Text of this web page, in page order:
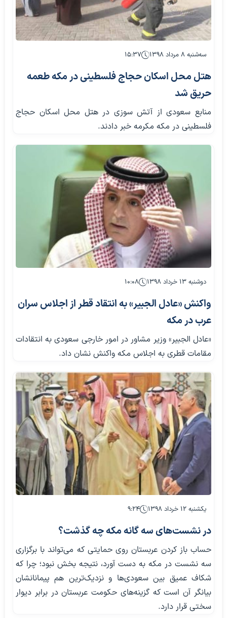
سه‌شنبه ۸ مرداد ۱۳۹۸ ۱۵:۳۷
هتل محل اسکان حجاج فلسطینی در مکه طعمه
حریق شد
منابع سعودی از آتش سوزی در هتل محل اسکان حجاج
فلسطینی در مکه مکرمه خبر دادند.
دوشنبه ۱۳ خرداد ۱۳۹۸ ۱۰:۰۸
واکنش «عادل الجبیر» به انتقاد قطر از اجلاس سران
عرب در مکه
«عادل الجبیر» وزیر مشاور در امور خارجی سعودی به انتقادات
مقامات قطری به اجلاس مکه واکنش نشان داد.
یکشنبه ۱۲ خرداد ۱۳۹۸ ۹:۲۴
در نشست‌های سه گانه مکه چه گذشت؟
حساب باز کردن عربستان روی حمایتی که می‌تواند با برگزاری
سه نشست در مکه به دست آورد، نتیجه بخش نبود؛ چرا که
شکاف عمیق بین سعودی‌ها و نزدیک‌ترین هم پیمانانشان
بیانگر آن است که گزینه‌های حکومت عربستان در برابر دیوار
سختی قرار دارد.